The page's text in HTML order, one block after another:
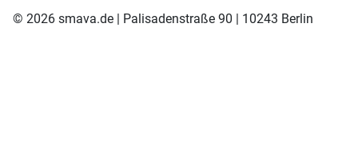
© 2026 smava.de | Palisadenstraße 90 | 10243 Berlin